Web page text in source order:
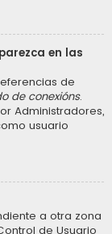
en las
de
de conexións.
Administradores,
usuario
a otra zona
de Usuario